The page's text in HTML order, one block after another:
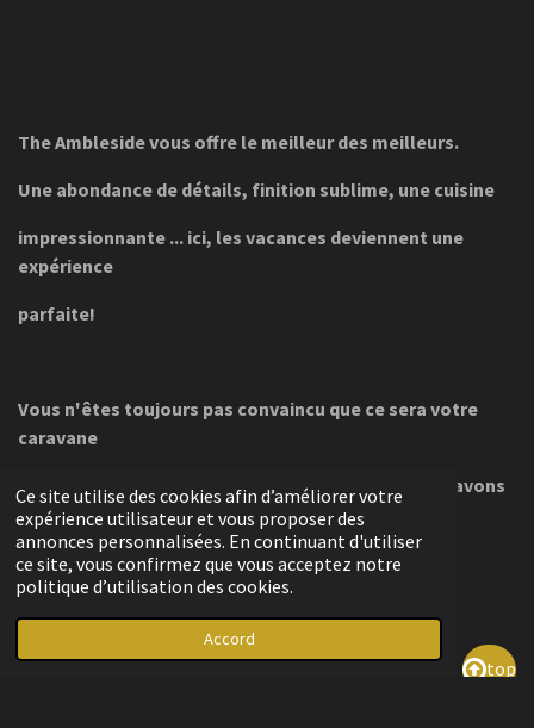
Ce site utilise des cookies afin d’améliorer votre
expérience utilisateur et vous proposer des
annonces personnalisées. En continuant d'utiliser
ce site, vous confirmez que vous acceptez notre
politique d’utilisation des cookies.
Accord
The Ambleside vous offre le meilleur des meilleurs.
Une abondance de détails, finition sublime, une cuisine
impressionnante ... ici, les vacances deviennent une
expérience
parfaite!
Vous n'êtes toujours pas convaincu que ce sera votre
caravane
préférée? N'hésitez pas à chercher plus loin, nous avons
certainement quelque chose qui vous convient!
top